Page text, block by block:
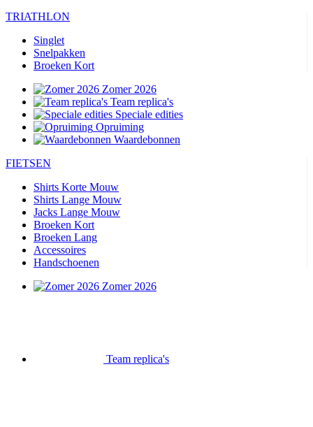
TRIATHLON
Singlet
Snelpakken
Broeken Kort
Zomer 2026
Team replica's
Speciale edities
Opruiming
Waardebonnen
FIETSEN
Shirts Korte Mouw
Shirts Lange Mouw
Jacks Lange Mouw
Broeken Kort
Broeken Lang
Accessoires
Handschoenen
Zomer 2026